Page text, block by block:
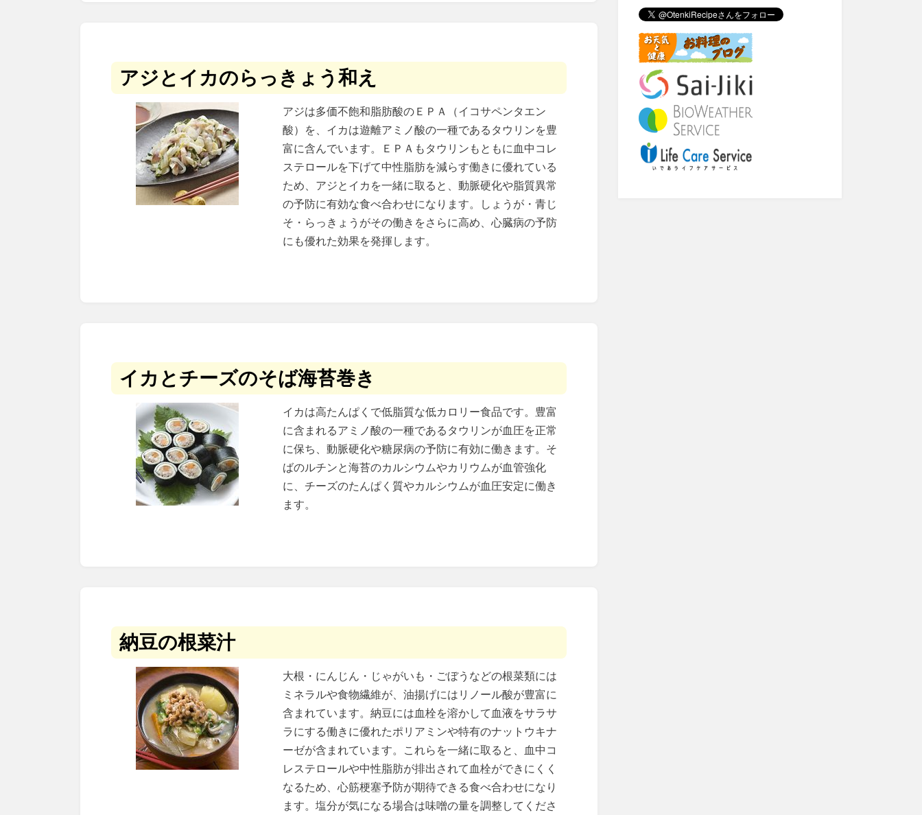
アジとイカのらっきょう和え
アジは多価不飽和脂肪酸のＥＰＡ（イコサペンタエン
酸）を、イカは遊離アミノ酸の一種であるタウリンを豊
富に含んでいます。ＥＰＡもタウリンもともに血中コレ
ステロールを下げて中性脂肪を減らす働きに優れている
ため、アジとイカを一緒に取ると、動脈硬化や脂質異常
の予防に有効な食べ合わせになります。しょうが・青じ
そ・らっきょうがその働きをさらに高め、心臓病の予防
にも優れた効果を発揮します。
イカとチーズのそば海苔巻き
イカは高たんぱくで低脂質な低カロリー食品です。豊富
に含まれるアミノ酸の一種であるタウリンが血圧を正常
に保ち、動脈硬化や糖尿病の予防に有効に働きます。そ
ばのルチンと海苔のカルシウムやカリウムが血管強化
に、チーズのたんぱく質やカルシウムが血圧安定に働き
ます。
納豆の根菜汁
大根・にんじん・じゃがいも・ごぼうなどの根菜類には
ミネラルや食物繊維が、油揚げにはリノール酸が豊富に
含まれています。納豆には血栓を溶かして血液をサラサ
ラにする働きに優れたポリアミンや特有のナットウキナ
ーゼが含まれています。これらを一緒に取ると、血中コ
レステロールや中性脂肪が排出されて血栓ができにくく
なるため、心筋梗塞予防が期待できる食べ合わせになり
ます。塩分が気になる場合は味噌の量を調整してくださ
b
o
o
k
a